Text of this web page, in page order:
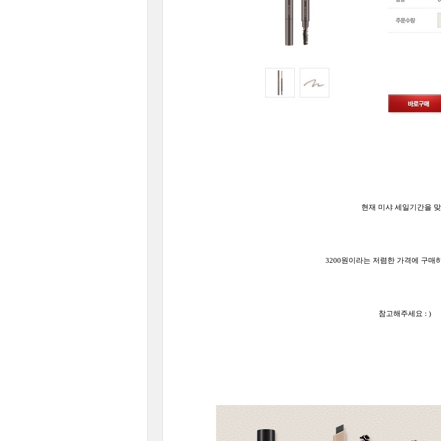
현재 미샤 세일기간을
3200원이라는 저렴한 가격에 구매
참고해주세요 : )